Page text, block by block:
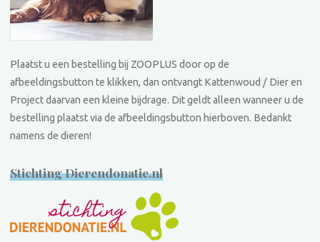
Plaatst u een bestelling bij ZOOPLUS door op de
afbeeldingsbutton te klikken, dan ontvangt Kattenwoud / Dier en
Project daarvan een kleine bijdrage. Dit geldt alleen wanneer u de
bestelling plaatst via de afbeeldingsbutton hierboven. Bedankt
namens de dieren!
Stichting Dierendonatie.nl